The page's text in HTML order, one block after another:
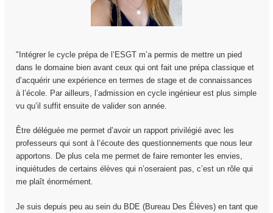
"Intégrer le cycle prépa de l’ESGT m’a permis de mettre un pied
dans le domaine bien avant ceux qui ont fait une prépa classique et
d’acquérir une expérience en termes de stage et de connaissances
à l’école. Par ailleurs, l’admission en cycle ingénieur est plus simple
vu qu’il suffit ensuite de valider son année.
Être déléguée me permet d’avoir un rapport privilégié avec les
professeurs qui sont à l’écoute des questionnements que nous leur
apportons. De plus cela me permet de faire remonter les envies,
inquiétudes de certains élèves qui n’oseraient pas, c’est un rôle qui
me plaît énormément.
Je suis depuis peu au sein du BDE (Bureau Des Élèves) en tant que